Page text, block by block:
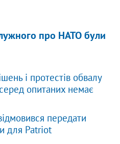
про НАТО були
і протестів обвалу
опитаних немає
передати
для Patriot